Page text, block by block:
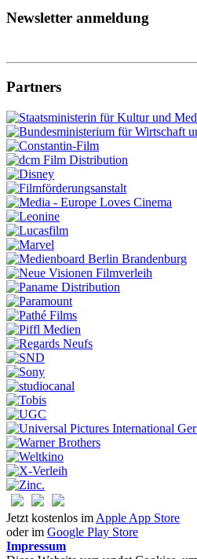
Newsletter anmeldung
Partners
Jetzt kostenlos im Apple App Store
oder im Google Play Store
Impressum